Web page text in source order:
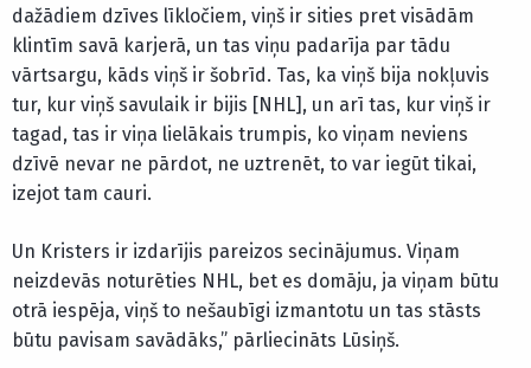
dažādiem dzīves līkločiem, viņš ir sities pret visādām
klintīm savā karjerā, un tas viņu padarīja par tādu
vārtsargu, kāds viņš ir šobrīd. Tas, ka viņš bija nokļuvis
tur, kur viņš savulaik ir bijis [NHL], un arī tas, kur viņš ir
tagad, tas ir viņa lielākais trumpis, ko viņam neviens
dzīvē nevar ne pārdot, ne uztrenēt, to var iegūt tikai,
izejot tam cauri.
Un Kristers ir izdarījis pareizos secinājumus. Viņam
neizdevās noturēties NHL, bet es domāju, ja viņam būtu
otrā iespēja, viņš to nešaubīgi izmantotu un tas stāsts
būtu pavisam savādāks,” pārliecināts Lūsiņš.